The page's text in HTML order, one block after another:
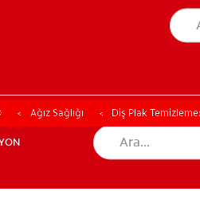
Ağız Sağlığı Diş Plak